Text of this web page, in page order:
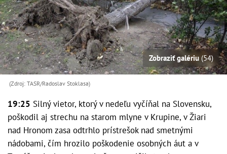
Zobraziť galériu (54)
(Zdroj: TASR/Radoslav Stoklasa)
19:25 Silný vietor, ktorý v nedeľu vyčíňal na Slovensku,
poškodil aj strechu na starom mlyne v Krupine, v Žiari
nad Hronom zasa odtrhlo prístrešok nad smetnými
nádobami, čím hrozilo poškodenie osobných áut a v